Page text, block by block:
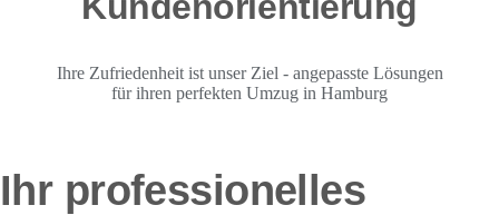
Ihre Zufriedenheit ist unser Ziel - angepasste Lösungen
für ihren perfekten Umzug in Hamburg
Ihr professionelles